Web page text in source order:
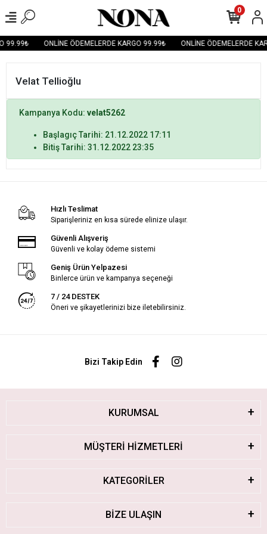
99.99₺ ONLİNE ÖDEMELERDE KARGO 99.99₺ ONLİNE ÖDEMELERDE
0
Velat Tellioğlu
Kampanya Kodu: velat5262
Başlagıç Tarihi: 21.12.2022 17:11
Bitiş Tarihi: 31.12.2022 23:35
Hızlı Teslimat
Siparişleriniz en kısa sürede elinize ulaşır.
Güvenli Alışveriş
Güvenli ve kolay ödeme sistemi
Geniş Ürün Yelpazesi
Binlerce ürün ve kampanya seçeneği
7 / 24 DESTEK
Öneri ve şikayetlerinizi bize iletebilirsiniz.
Bizi Takip Edin
KURUMSAL
MÜŞTERİ HİZMETLERİ
KATEGORİLER
BİZE ULAŞIN